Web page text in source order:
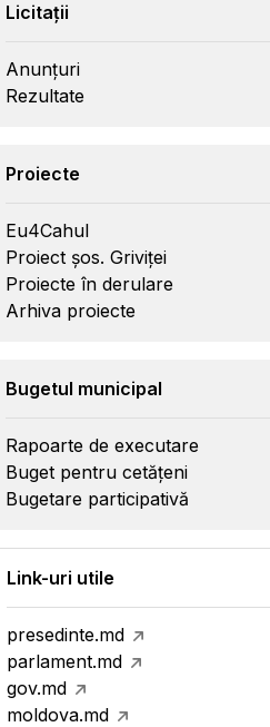
Licitații
Anunțuri
Rezultate
Proiecte
Eu4Cahul
Proiect șos. Griviței
Proiecte în derulare
Arhiva proiecte
Bugetul municipal
Rapoarte de executare
Buget pentru cetățeni
Bugetare participativă
Link-uri utile
presedinte.md
parlament.md
gov.md
moldova.md